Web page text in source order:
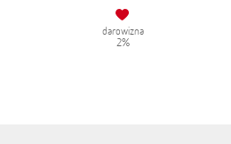
darowizna
2%